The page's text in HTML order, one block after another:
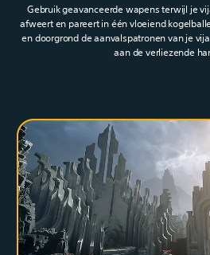
Gebruik geavanceerde wapens terwijl je
afweert en pareert in één vloeiend
en doorgrond de aanvalspatronen van je
aan de verliezende